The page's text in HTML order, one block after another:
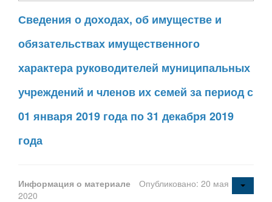
Сведения о доходах, об имуществе и
обязательствах имущественного
характера руководителей муниципальных
учреждений и членов их семей за период с
01 января 2019 года по 31 декабря 2019
года
Информация о материале
Опубликовано: 20 мая
2020